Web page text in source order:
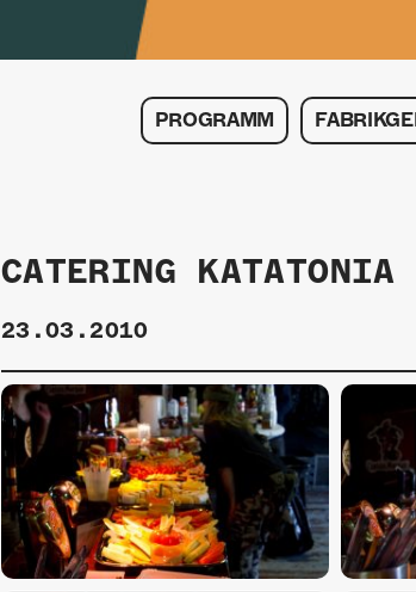
PROGRAMM
CATERING KATATONIA
23.03.2010